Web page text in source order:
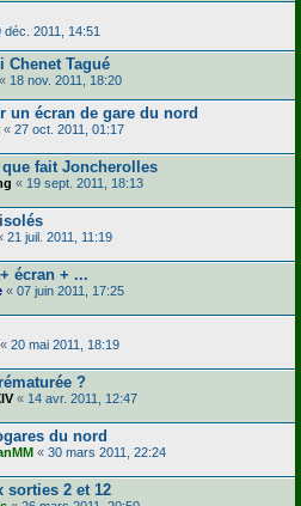
déc. 2011, 14:51
Chenet Tagué
« 18 nov. 2011, 18:20
un écran de gare du nord
« 27 oct. 2011, 01:17
fait Joncherolles
« 19 sept. 2011, 18:13
21 juil. 2011, 11:19
écran + ...
« 07 juin 2011, 17:25
20 mai 2011, 18:19
?
« 14 avr. 2011, 12:47
du nord
« 30 mars 2011, 22:24
sorties 2 et 12